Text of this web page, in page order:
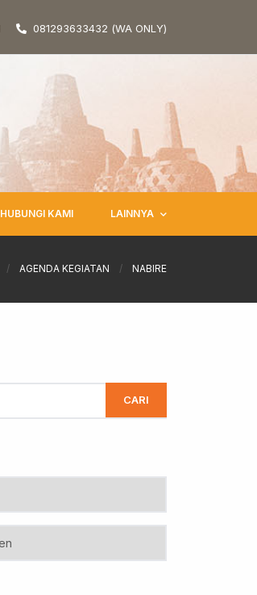
081293633432 (WA ONLY)
HUBUNGI KAMI LAINNYA
/ AGENDA KEGIATAN / NABIRE
CARI